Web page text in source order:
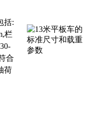
括:
栏
合
荷